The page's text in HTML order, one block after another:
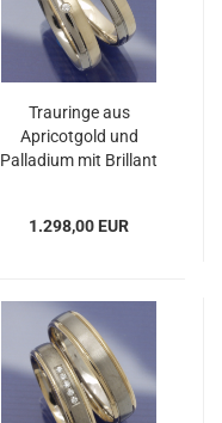
Trauringe aus
Apricotgold und
Palladium mit Brillant
1.298,00 EUR